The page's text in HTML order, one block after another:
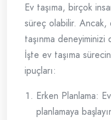
Ev taşıma, birçok
süreç olabilir. Ancak,
taşınma
İşte ev taşıma
ipuçları:
Erken Planlama:
planlamaya